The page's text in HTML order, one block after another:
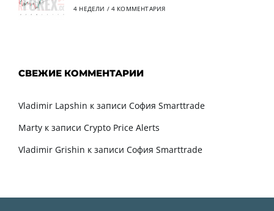
4 НЕДЕЛИ / 4 КОММЕНТАРИЯ
СВЕЖИЕ КОММЕНТАРИИ
Vladimir Lapshin к записи София Smarttrade
Marty к записи Crypto Price Alerts
Vladimir Grishin к записи София Smarttrade